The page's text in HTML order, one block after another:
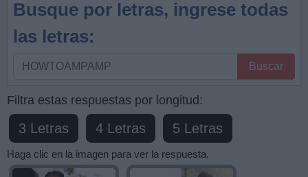
Busque por letras, ingrese todas
las letras:
Busque
letras,
ingrese
todas
las
letras:
Buscar
Filtra estas respuestas por longitud:
3 Letras 4 Letras 5 Letras
Haga clic en la imagen para ver la respuesta.